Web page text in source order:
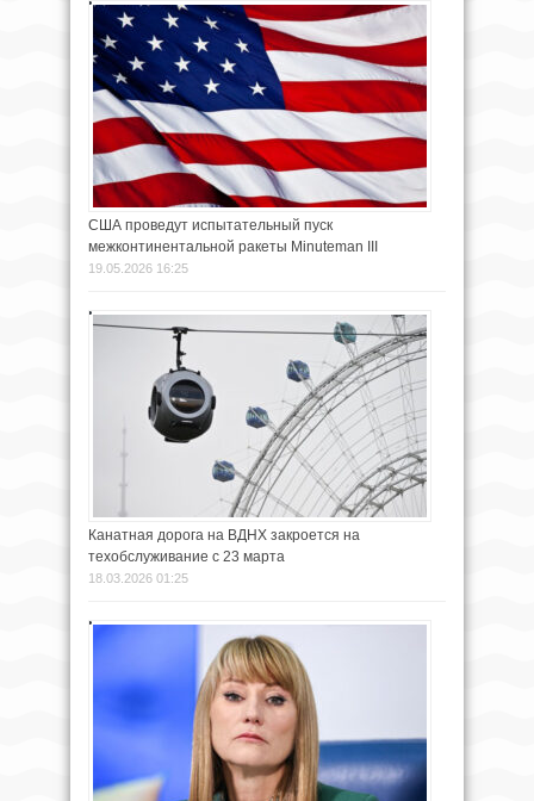
США проведут испытательный пуск
межконтинентальной ракеты Minuteman III
19.05.2026 16:25
Канатная дорога на ВДНХ закроется на
техобслуживание с 23 марта
18.03.2026 01:25